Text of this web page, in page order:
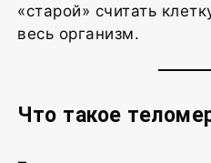
«старой» считать
весь организм.
Что такое